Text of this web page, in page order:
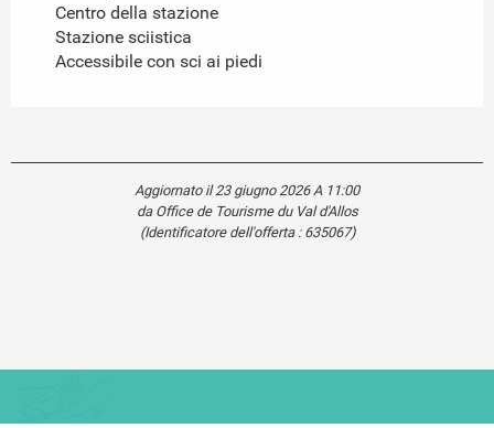
Centro della stazione
Stazione sciistica
Accessibile con sci ai piedi
Aggiornato il 23 giugno 2026 A 11:00
da Office de Tourisme du Val d'Allos
(Identificatore dell'offerta : 635067)